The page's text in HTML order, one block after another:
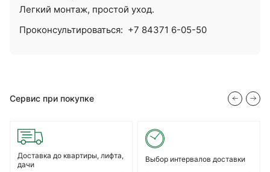
Легкий монтаж, простой уход.
Проконсультироваться: +7 84371 6-05-50
Сервис при покупке
Доставка до квартиры, лифта,
дачи
Выбор интервалов доставки